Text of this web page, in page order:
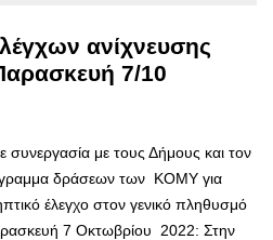
ανίχνευσης
7/10
συνεργασία με τους Δήμους και τον
δράσεων των ΚΟΜΥ για
έλεγχο στον γενικό πληθυσμό
7 Οκτωβρίου 2022: Στην